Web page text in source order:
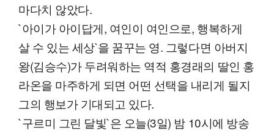
마다치 않았다.
`아이가 아이답게, 여인이 여인으로, 행복하게
살 수 있는 세상`을 꿈꾸는 영. 그렇다면 아버지
왕(김승수)가 두려워하는 역적 홍경래의 딸인 홍
라온을 마주하게 되면 어떤 선택을 내리게 될지
그의 행보가 기대되고 있다.
`구르미 그린 달빛`은 오늘(3일) 밤 10시에 방송